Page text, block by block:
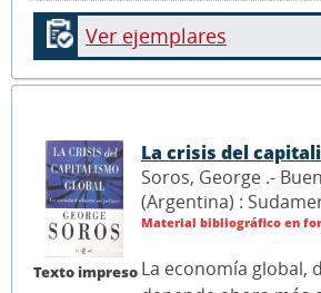
Ver ejemplares
Texto impreso
La crisis del
Soros, George .-
(Argentina) :
Material bibliográfico en
La economía global,